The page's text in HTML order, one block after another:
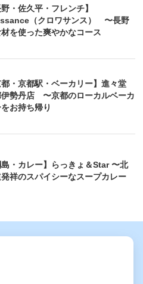
野・佐久平・フレンチ】
（クロワサンス） 〜長野
材を使った爽やかなコース
都・京都駅・ベーカリー】進々堂
伊勢丹店 〜京都のローカルベーカ
をお持ち帰り
島・カレー】らっきょ＆Star 〜北
祥のスパイシーなスープカレー